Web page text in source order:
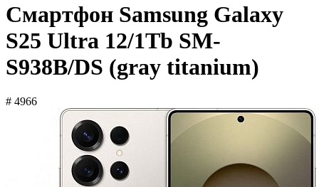
Смартфон Samsung Galaxy
S25 Ultra 12/1Tb SM-
S938B/DS (gray titanium)
# 4966